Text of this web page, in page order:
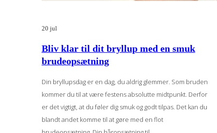
20 jul
Bliv klar til dit bryllup med en smuk
brudeopsætning
Din bryllupsdag er en dag, du aldrig glemmer. Som bruden
kommer du til at være festens absolutte midtpunkt. Derfor
er det vigtigt, at du føler dig smuk og godt tilpas. Det kan du
blandt andet komme til at gøre med en flot